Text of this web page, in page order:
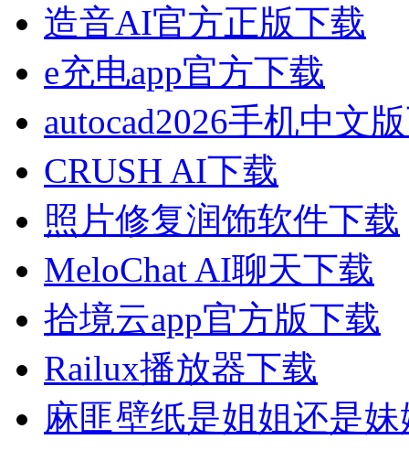
造音AI官方正版下载
e充电app官方下载
autocad2026手机中文
CRUSH AI下载
照片修复润饰软件下载
MeloChat AI聊天下载
拾境云app官方版下载
Railux播放器下载
麻匪壁纸是姐姐还是